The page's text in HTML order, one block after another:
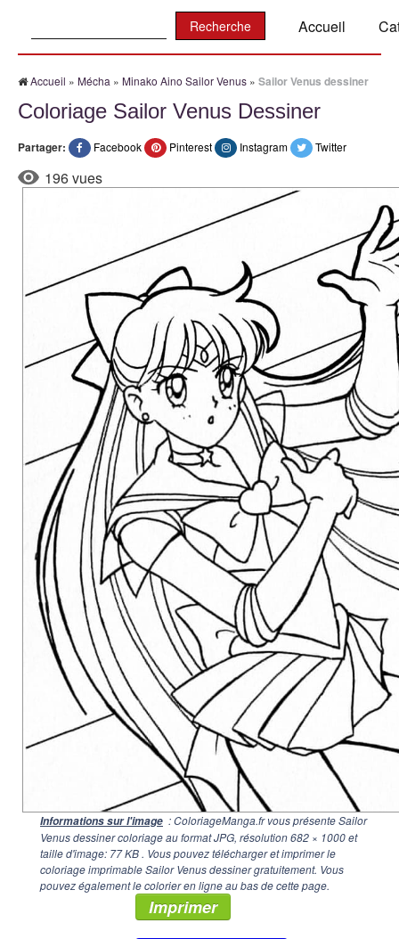
Accueil
Accueil » Mécha » Minako Aino Sailor Venus » Sailor Venus dessiner
Coloriage Sailor Venus Dessiner
Partager: Facebook Pinterest Instagram Twitter
196 vues
Informations sur l'image : ColoriageManga.fr vous présente Sailor
Venus dessiner coloriage au format JPG, résolution682 × 1000et
taille d'image: 77 KB . Vous pouvez télécharger et imprimer le
coloriage imprimable Sailor Venus dessiner gratuitement. Vous
pouvez également le colorier en ligne au bas de cette page.
Imprimer